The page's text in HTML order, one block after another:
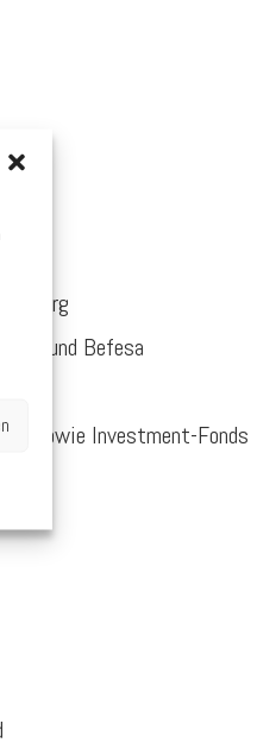
und Befesa
sowie Investment-Fonds